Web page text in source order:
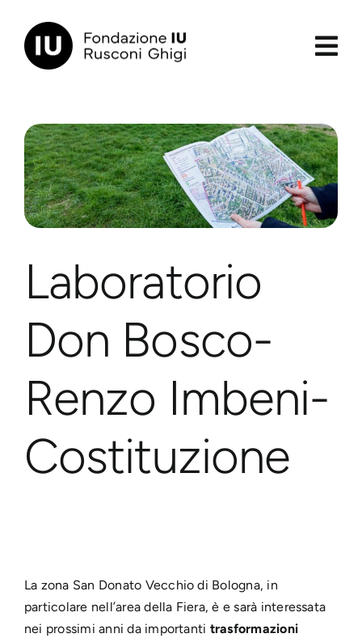
contenuto
Laboratorio
Don Bosco-
Renzo Imbeni-
Costituzione
La zona San Donato Vecchio di Bologna, in
particolare nell’area della Fiera, è e sarà interessata
nei prossimi anni da importanti trasformazioni